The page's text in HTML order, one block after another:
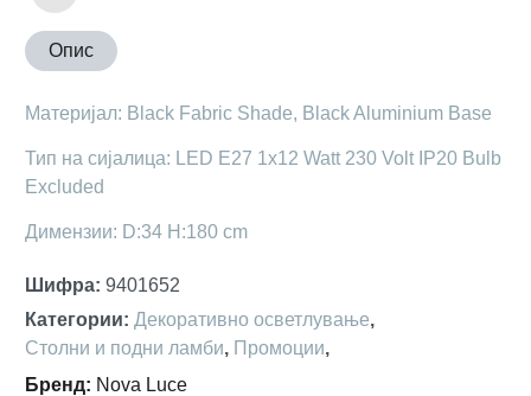
Опис
Материјал: Black Fabric Shade, Black Aluminium Base
Тип на сијалица: LED E27 1x12 Watt 230 Volt IP20 Bulb
Excluded
Димензии: D:34 H:180 cm
Шифра: 9401652
Категории: Декоративно осветлување,
Столни и подни ламби, Промоции,
Бренд: Nova Luce